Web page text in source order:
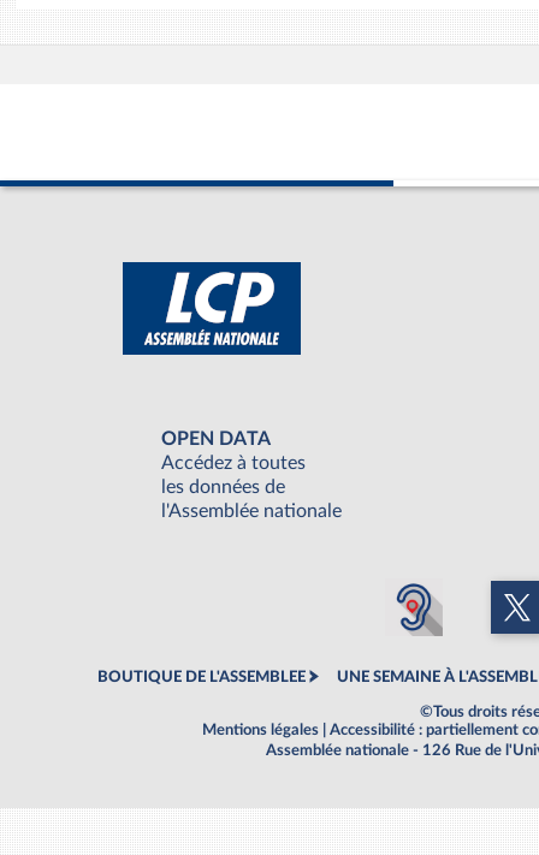
OPEN DATA
Accédez à toutes
les données de
l'Assemblée nationale
BOUTIQUE DE L'ASSEMBLEE UNE SEMAINE À
©Tous droits
Mentions légales
Accessibilité : partiellement
Assemblée nationale - 126 Rue de